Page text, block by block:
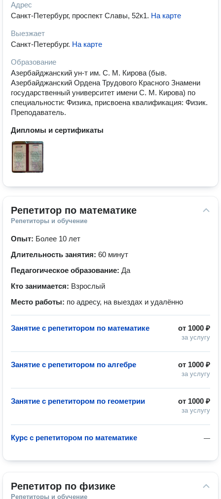
Адрес
Санкт-Петербург, проспект Славы, 52к1. На карте
Выезжает
Санкт-Петербург. На карте
Образование
Азербайджанский ун-т им. С. М. Кирова (быв.
Азербайджанский Ордена Трудового Красного Знамени
государственный университет имени С. М. Кирова) по
специальности: Физика, присвоена квалификация: Физик.
Преподаватель.
Дипломы и сертификаты
Репетитор по математике
Репетиторы и обучение
Опыт: Более 10 лет
Длительность занятия: 60 минут
Педагогическое образование: Да
Кто занимается: Взрослый
Место работы: по адресу, на выездах и удалённо
от 1000 ₽
за услугу
Занятие с репетитором по математике
от 1000 ₽
за услугу
Занятие с репетитором по алгебре
от 1000 ₽
за услугу
Занятие с репетитором по геометрии
—
Курс с репетитором по математике
Репетитор по физике
Репетиторы и обучение